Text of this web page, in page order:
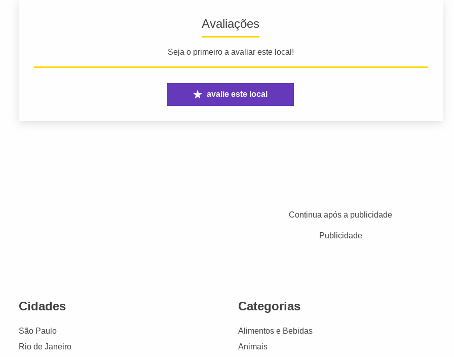
Avaliações
Seja o primeiro a avaliar este local!
avalie este local
Continua após a publicidade
Publicidade
Cidades
São Paulo
Rio de Janeiro
Categorias
Alimentos e Bebidas
Animais